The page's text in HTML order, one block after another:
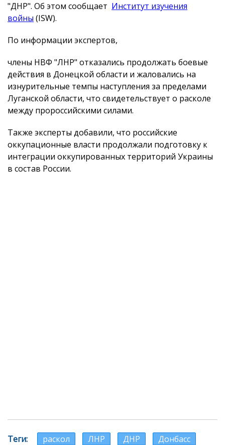
"ДНР". Об этом сообщает Институт изучения
войны (ISW).
По информации экспертов,
члены НВФ "ЛНР" отказались продолжать боевые
действия в Донецкой области и жаловались на
изнурительные темпы наступления за пределами
Луганской области, что свидетельствует о расколе
между пророссийскими силами.
Также эксперты добавили, что российские
оккупационные власти продолжали подготовку к
интеграции оккупированных территорий Украины
в состав России.
Теги раскол ЛНР ДНР
Донбасс